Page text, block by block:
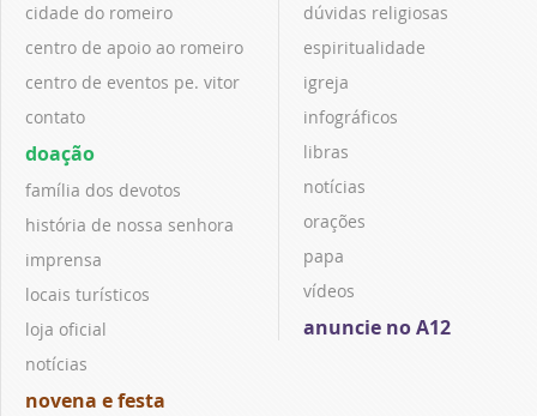
cidade do romeiro
centro de apoio ao romeiro
centro de eventos pe. vitor
contato
doação
família dos devotos
história de nossa senhora
imprensa
locais turísticos
loja oficial
notícias
novena e festa
dúvidas religiosas
espiritualidade
igreja
infográficos
libras
notícias
orações
papa
vídeos
anuncie no A12